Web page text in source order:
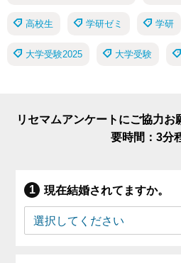
高校生 学研ゼミ 学研
大学受験2025 大学受験
リセマムアンケートにご協力
要時間：3分
現在結婚されてますか。